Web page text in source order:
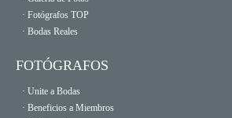
· Fotógrafos TOP
· Bodas Reales
FOTÓGRAFOS
· Unite a Bodas
· Beneficios a Miembros